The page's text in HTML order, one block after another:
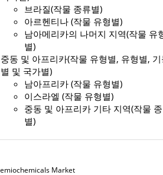
브라질(작물 종류별)
아르헨티나 (작물 유형별)
남아메리카의 나머지 지역(작물 유
별)
중동 및 아프리카(작물 유형별, 유형별,
별 및 국가별)
남아프리카 (작물 유형별)
이스라엘 (작물 유형별)
중동 및 아프리카 기타 지역(작물
별)